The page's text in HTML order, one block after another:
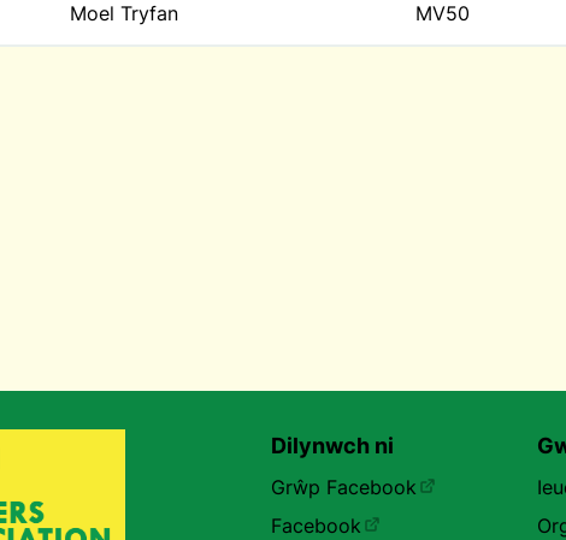
Moel Tryfan MV50
Dilynwch ni
Grŵp Facebook
Facebook